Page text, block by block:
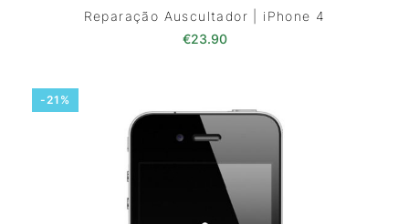
Reparação Auscultador | iPhone 4
€23.90
-21%